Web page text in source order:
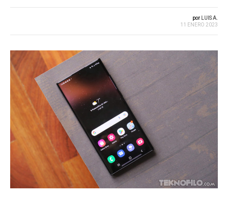
por LUIS A.
11 ENERO 2023